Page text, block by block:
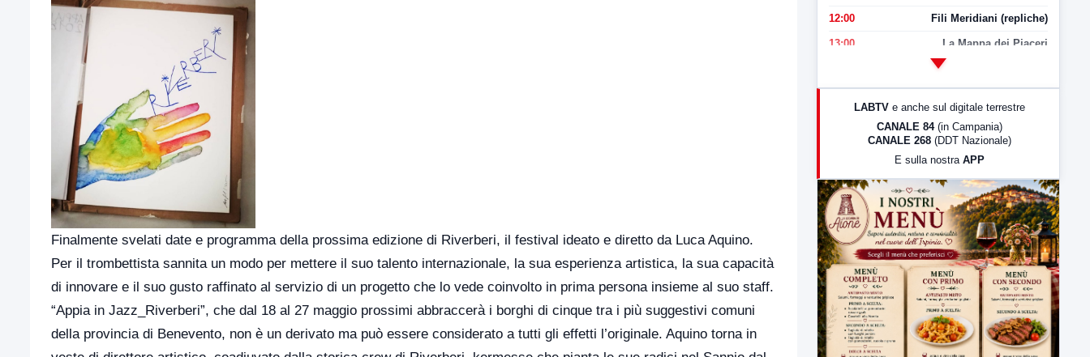
Finalmente svelati date e programma della prossima edizione di Riverberi, il festival ideato e diretto da Luca Aquino.
Per il trombettista sannita un modo per mettere il suo talento internazionale, la sua esperienza artistica, la sua capacità
di innovare e il suo gusto raffinato al servizio di un progetto che lo vede coinvolto in prima persona insieme al suo staff.
“Appia in Jazz_Riverberi”, che dal 18 al 27 maggio prossimi abbraccerà i borghi di cinque tra i più suggestivi comuni
della provincia di Benevento, non è un derivato ma può essere considerato a tutti gli effetti l’originale. Aquino torna in
12:00 Fili Meridiani (repliche)
13:00 La Mappa dei Piaceri
LabNews (Diretta)
23:00 LabNews (replica)
LABTV e anche sul digitale terrestre
CANALE 84 (in Campania)
CANALE 268 (DDT Nazionale)
E sulla nostra APP